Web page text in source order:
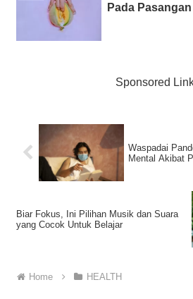
Pada Pasangan
Sponsored
Waspadai
Mental Akibat
Biar Fokus, Ini Pilihan Musik dan Suara
yang Cocok Untuk Belajar
Home HEALTH